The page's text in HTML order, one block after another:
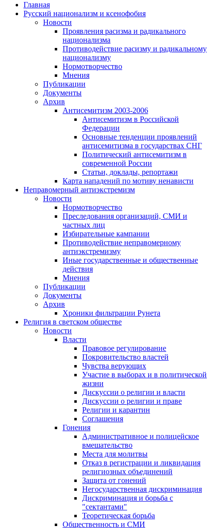
Главная
Русский национализм и ксенофобия
Новости
Проявления расизма и радикального
национализма
Противодействие расизму и радикальному
национализму
Нормотворчество
Мнения
Публикации
Документы
Архив
Антисемитизм 2003-2006
Антисемитизм в Российской
Федерации
Основные тенденции проявлений
антисемитизма в государствах СНГ
Политический антисемитизм в
современной России
Статьи, доклады, репортажи
Карта нападений по мотиву ненависти
Неправомерный антиэкстремизм
Новости
Нормотворчество
Преследования организаций, СМИ и
частных лиц
Избирательные кампании
Противодействие неправомерному
антиэкстремизму
Иные государственные и общественные
действия
Мнения
Публикации
Документы
Архив
Хроники фильтрации Рунета
Религия в светском обществе
Новости
Власти
Правовое регулирование
Покровительство властей
Чувства верующих
Участие в выборах и в политической
жизни
Дискуссии о религии и власти
Дискуссии о религии и праве
Религии и карантин
Соглашения
Гонения
Административное и полицейское
вмешательство
Места для молитвы
Отказ в регистрации и ликвидация
религиозных объединений
Защита от гонений
Негосударственная дискриминация
Дискриминация и борьба с
"сектантами"
Теоретическая борьба
Общественность и СМИ